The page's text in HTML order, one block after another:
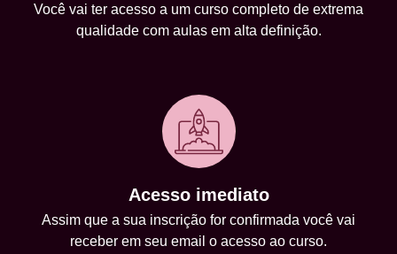
Você vai ter acesso a um curso completo de extrema
qualidade com aulas em alta definição.
Acesso imediato
Assim que a sua inscrição for confirmada você vai
receber em seu email o acesso ao curso.